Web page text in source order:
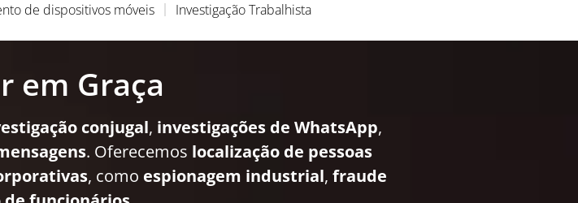
de dispositivos móveis Investigação Trabalhista
em Graça
conjugal, investigações de WhatsApp,
. Oferecemos localização de pessoas
, como espionagem industrial, fraude